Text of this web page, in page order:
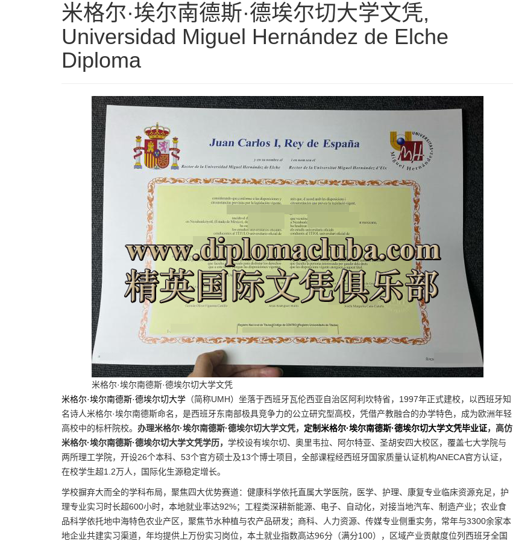
米格尔·埃尔南德斯·德埃尔切大学文凭,
Universidad Miguel Hernández de Elche
Diploma
米格尔·埃尔南德斯·德埃尔切大学文凭
米格尔·埃尔南德斯·德埃尔切大学 （简称UMH）坐落于西班牙瓦伦西亚自治区阿利坎特省，1997年正式建校，以西班牙知
名诗人米格尔·埃尔南德斯命名，是西班牙东南部极具竞争力的公立研究型高校，凭借产教融合的办学特色，成为欧洲年轻
高校中的标杆院校。 办理米格尔·埃尔南德斯·德埃尔切大学文凭， 定制米格尔·埃尔南德斯·德埃尔切大学文凭毕业证，高仿
米格尔·埃尔南德斯·德埃尔切大学文凭学历， 学校设有埃尔切、奥里韦拉、阿尔特亚、圣胡安四大校区，覆盖七大学院与
两所理工学院，开设26个本科、53个官方硕士及13个博士项目，全部课程经西班牙国家质量认证机构ANECA官方认证，
在校学生超1.2万人，国际化生源稳定增长。
学校摒弃大而全的学科布局，聚焦四大优势赛道：健康科学依托直属大学医院，医学、护理、康复专业临床资源充足，护
理专业实习时长超600小时，本地就业率达92%；工程类深耕新能源、电子、自动化，对接当地汽车、制造产业；农业食
品科学依托地中海特色农业产区，聚焦节水种植与农产品研发；商科、人力资源、传媒专业侧重实务，常年与3300余家本
地企业共建实习渠道，年均提供上万份实习岗位，本土就业指数高达96分（满分100），区域产业贡献度位列西班牙全国